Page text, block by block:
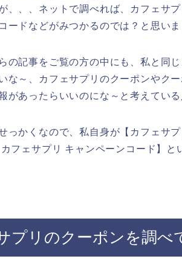
、、、ネットで調べれば、カフェサ
ードなどがみつかるのでは？と思いま
の記事をご覧の方の中にも、私と同
な～、カフェサプリのクーポンやク
があったらいいのにな～と考えてい
っかくなので、私自身が【カフェサ
フェサプリ キャンペーンコード】
プリのクーポンを調べ